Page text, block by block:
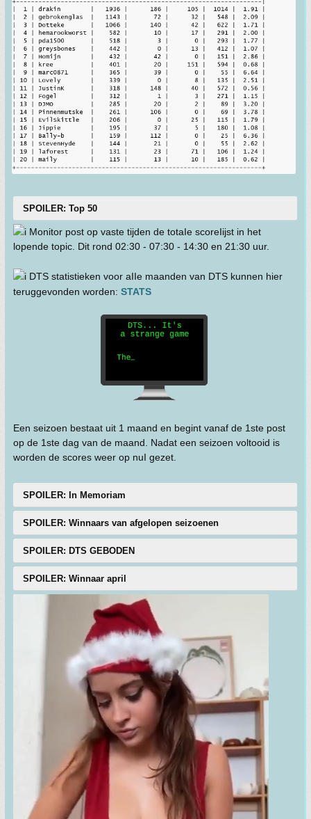
SPOILER: Top 50
Monitor post op vaste tijden de totaIe scoreIijst in het
lopende topic. Dit rond 02:30 - 07:30 - 14:30 en 21:30 uur.
DTS statistieken voor aIIe maanden van DTS kunnen hier
teruggevonden worden: STATS
Een seizoen bestaat uit 1 maand en begint vanaf de 1ste post
op de 1ste dag van de maand. Nadat een seizoen voltooid is
worden de scores weer op nuI gezet.
SPOILER: In Memoriam
SPOILER: Winnaars van afgelopen seizoenen
SPOILER: DTS GEBODEN
SPOILER: Winnaar april